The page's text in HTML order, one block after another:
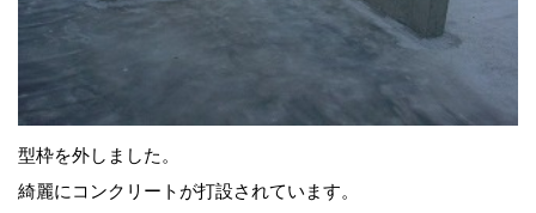
型枠を外しました。
綺麗にコンクリートが打設されています。